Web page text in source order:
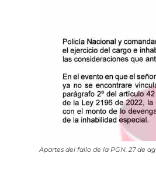
Apartes del fallo de la PGN. 27 de